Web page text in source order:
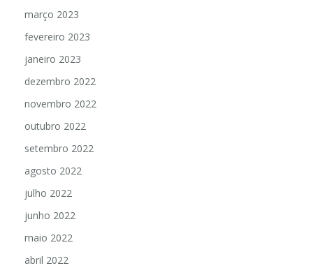
março 2023
fevereiro 2023
janeiro 2023
dezembro 2022
novembro 2022
outubro 2022
setembro 2022
agosto 2022
julho 2022
junho 2022
maio 2022
abril 2022